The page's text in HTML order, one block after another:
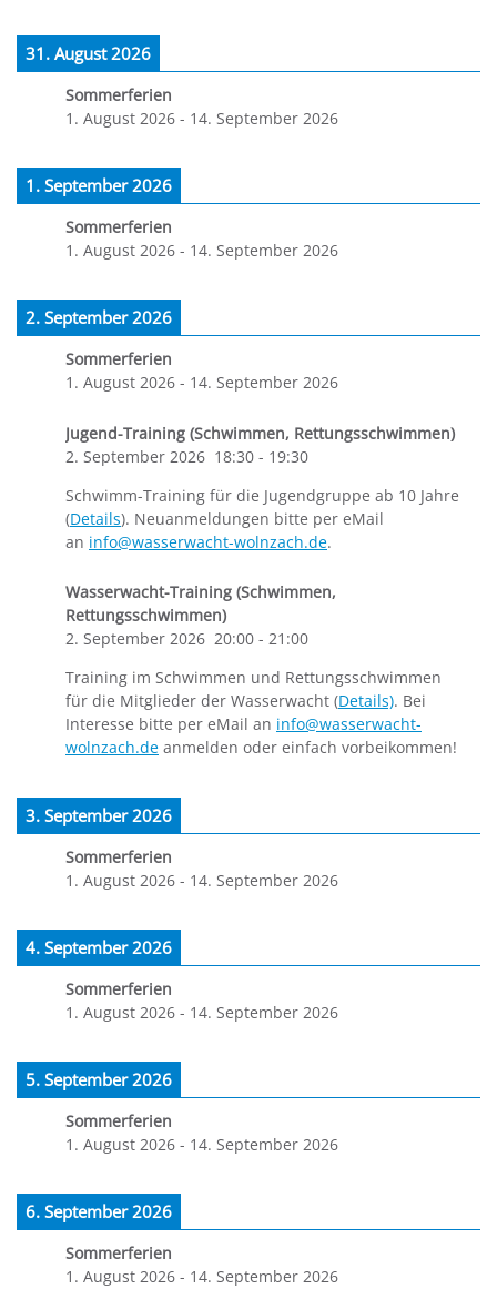
31. August 2026
Sommerferien
1. August 2026 - 14. September 2026
1. September 2026
Sommerferien
1. August 2026 - 14. September 2026
2. September 2026
Sommerferien
1. August 2026 - 14. September 2026
Jugend-Training (Schwimmen, Rettungsschwimmen)
2. September 2026 18:30 - 19:30
Schwimm-Training für die Jugendgruppe ab 10 Jahre
(Details). Neuanmeldungen bitte per eMail
an info@wasserwacht-wolnzach.de.
Wasserwacht-Training (Schwimmen,
Rettungsschwimmen)
2. September 2026 20:00 - 21:00
Training im Schwimmen und Rettungsschwimmen
für die Mitglieder der Wasserwacht (Details). Bei
Interesse bitte per eMail an info@wasserwacht-
wolnzach.de anmelden oder einfach vorbeikommen!
3. September 2026
Sommerferien
1. August 2026 - 14. September 2026
4. September 2026
Sommerferien
1. August 2026 - 14. September 2026
5. September 2026
Sommerferien
1. August 2026 - 14. September 2026
6. September 2026
Sommerferien
1. August 2026 - 14. September 2026